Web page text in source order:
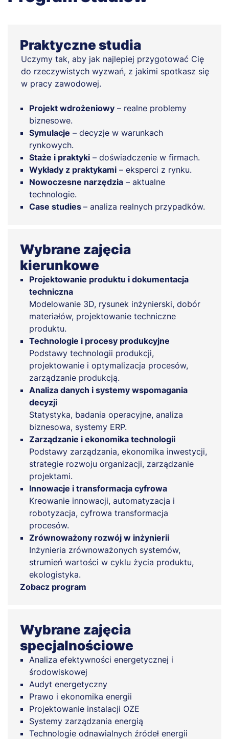
Praktyczne studia
Uczymy tak, aby jak najlepiej przygotować Cię
do rzeczywistych wyzwań, z jakimi spotkasz się
w pracy zawodowej.
Projekt wdrożeniowy – realne problemy
biznesowe.
Symulacje – decyzje w warunkach
rynkowych.
Staże i praktyki – doświadczenie w firmach.
Wykłady z praktykami – eksperci z rynku.
Nowoczesne narzędzia – aktualne
technologie.
Case studies – analiza realnych przypadków.
Wybrane zajęcia
kierunkowe
Projektowanie produktu i dokumentacja
techniczna
Modelowanie 3D, rysunek inżynierski, dobór
materiałów, projektowanie techniczne
produktu.
Technologie i procesy produkcyjne
Podstawy technologii produkcji,
projektowanie i optymalizacja procesów,
zarządzanie produkcją.
Analiza danych i systemy wspomagania
decyzji
Statystyka, badania operacyjne, analiza
biznesowa, systemy ERP.
Zarządzanie i ekonomika technologii
Podstawy zarządzania, ekonomika inwestycji,
strategie rozwoju organizacji, zarządzanie
projektami.
Innowacje i transformacja cyfrowa
Kreowanie innowacji, automatyzacja i
robotyzacja, cyfrowa transformacja
procesów.
Zrównoważony rozwój w inżynierii
Inżynieria zrównoważonych systemów,
strumień wartości w cyklu życia produktu,
ekologistyka.
Zobacz program
Wybrane zajęcia
specjalnościowe
Analiza efektywności energetycznej i
środowiskowej
Audyt energetyczny
Prawo i ekonomika energii
Projektowanie instalacji OZE
Systemy zarządzania energią
Technologie odnawialnych źródeł energii